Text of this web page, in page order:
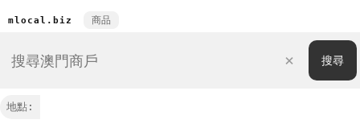
mlocal.biz 商品
地點: